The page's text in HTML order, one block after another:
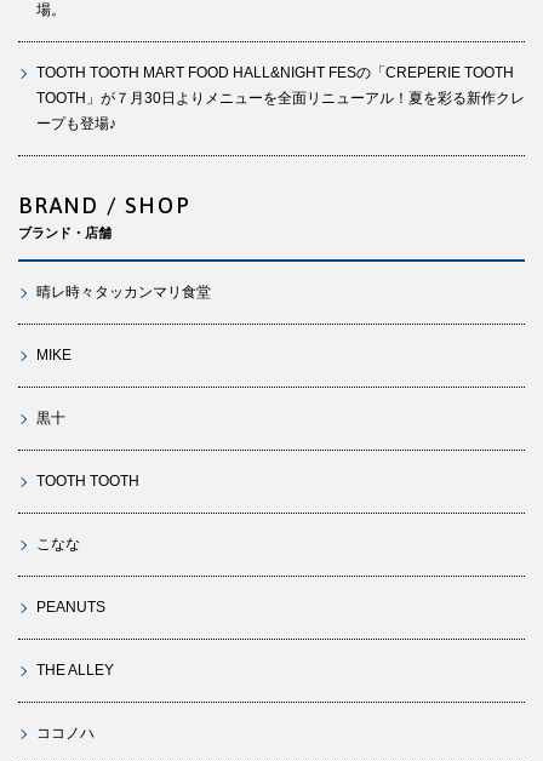
場。
TOOTH TOOTH MART FOOD HALL&NIGHT FESの「CREPERIE TOOTH
TOOTH」が７月30日よりメニューを全面リニューアル！夏を彩る新作クレ
ープも登場♪
BRAND / SHOP
ブランド・店舗
晴レ時々タッカンマリ食堂
MIKE
黒十
TOOTH TOOTH
こなな
PEANUTS
THE ALLEY
ココノハ